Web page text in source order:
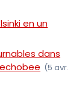
en un
dans
(5 avr.